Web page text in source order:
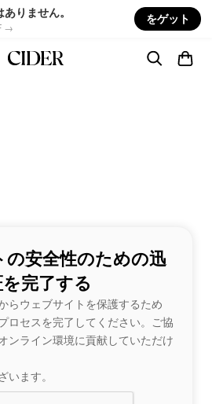
りません。
→
をゲット
安全性のための迅
完了する
らウェブサイトを保護するため
ロセスを完了してください。ご協
ンライン環境に貢献していただけ
います。